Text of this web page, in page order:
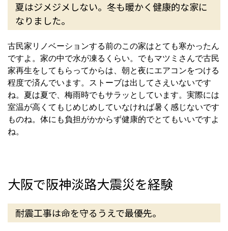
夏はジメジメしない。冬も暖かく健康的な家に
なりました。
古民家リノベーションする前のこの家はとても寒かったん
ですよ。家の中で水が凍るくらい。でもマツミさんで古民
家再生をしてもらってからは、朝と夜にエアコンをつける
程度で済んでいます。ストーブは出してさえいないです
ね。夏は夏で、梅雨時でもサラッとしています。実際には
室温が高くてもじめじめしていなければ暑く感じないです
ものね。体にも負担がかからず健康的でとてもいいですよ
ね。
大阪で阪神淡路大震災を経験
耐震工事は命を守るうえで最優先。